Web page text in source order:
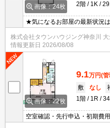
画像：24枚
2階
1K
★気になるお部屋の最新状況
株式会社タウンハウジング神奈川
情報更新日 2026/08/08
画像：22枚
9.1万円(管
敷
なし
1階
1R
空室確認・先行申込・初期費